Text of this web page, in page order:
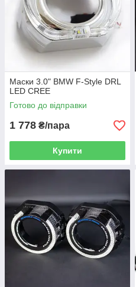
Маски 3.0" BMW F-Style DRL
LED CREE
Готово до відправки
1 778 ₴/пара
Купити